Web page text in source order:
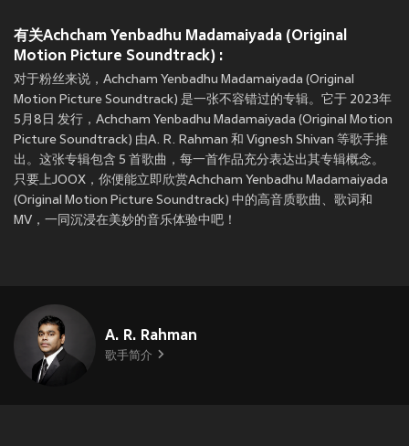
有关Achcham Yenbadhu Madamaiyada (Original
Motion Picture Soundtrack) :
对于粉丝来说，Achcham Yenbadhu Madamaiyada (Original
Motion Picture Soundtrack) 是一张不容错过的专辑。它于 2023年
5月8日 发行，Achcham Yenbadhu Madamaiyada (Original Motion
Picture Soundtrack) 由A. R. Rahman 和 Vignesh Shivan 等歌手推
出。这张专辑包含 5 首歌曲，每一首作品充分表达出其专辑概念。
只要上JOOX，你便能立即欣赏Achcham Yenbadhu Madamaiyada
(Original Motion Picture Soundtrack) 中的高音质歌曲、歌词和
MV，一同沉浸在美妙的音乐体验中吧！
A. R. Rahman
歌手简介